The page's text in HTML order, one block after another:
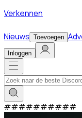
Verkennen
Nieuws Toevoegen
Inloggen
##########